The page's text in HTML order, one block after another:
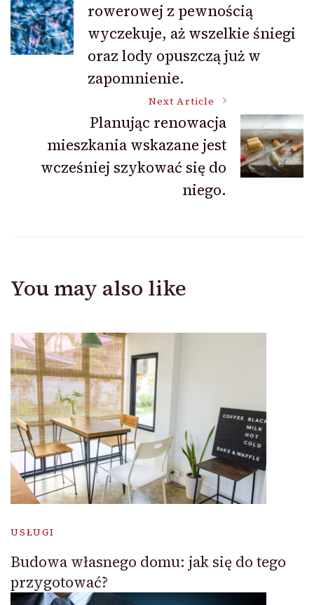
Navigationrowerowej z pewnością
wyczekuje, aż wszelkie śniegi
oraz lody opuszczą już w
zapomnienie.
Next Article
Planując renowacja
mieszkania wskazane jest
wcześniej szykować się do
niego.
You may also like
USŁUGI
Budowa własnego domu: jak się do tego
przygotować?